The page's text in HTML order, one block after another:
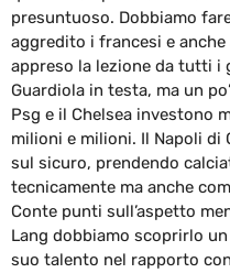
presuntuoso. Dobbiamo
aggredito i francesi e
appreso la lezione da tutti i
Guardiola in testa, ma un
Psg e il Chelsea investono
milioni e milioni. Il Napoli di
sul sicuro, prendendo
tecnicamente ma anche
Conte punti sull’aspetto
Lang dobbiamo scoprirlo
suo talento nel rapporto